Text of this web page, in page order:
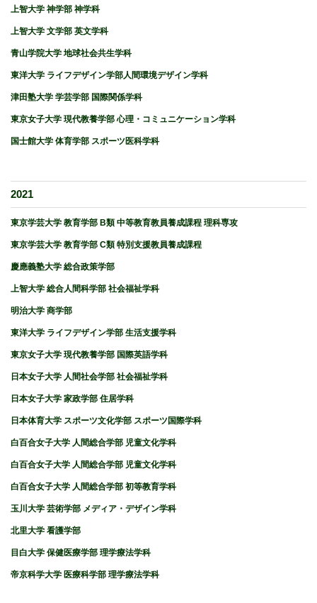
上智大学 神学部 神学科
上智大学 文学部 英文学科
青山学院大学 地球社会共生学科
東洋大学 ライフデザイン学部人間環境デザイン学科
津田塾大学 学芸学部 国際関係学科
東京女子大学 現代教養学部 心理・コミュニケーション学科
国士館大学 体育学部 スポーツ医科学科
2021
東京学芸大学 教育学部 B類 中等教育教員養成課程 理科専攻
東京学芸大学 教育学部 C類 特別支援教員養成課程
慶應義塾大学 総合政策学部
上智大学 総合人間科学部 社会福祉学科
明治大学 商学部
東洋大学 ライフデザイン学部 生活支援学科
東京女子大学 現代教養学部 国際英語学科
日本女子大学 人間社会学部 社会福祉学科
日本女子大学 家政学部 住居学科
日本体育大学 スポーツ文化学部 スポーツ国際学科
白百合女子大学 人間総合学部 児童文化学科
白百合女子大学 人間総合学部 児童文化学科
白百合女子大学 人間総合学部 初等教育学科
玉川大学 芸術学部 メディア・デザイン学科
北里大学 看護学部
目白大学 保健医療学部 理学療法学科
帝京科学大学 医療科学部 理学療法学科